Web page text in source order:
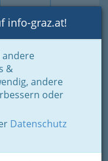
Login Toggle
info-graz.at!
andere
&
andere
oder
Datenschutz
- der Handel